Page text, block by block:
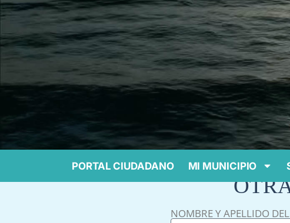
PORTAL CIUDADANO MI MUNICIPIO
NOMBRE Y APELLIDO